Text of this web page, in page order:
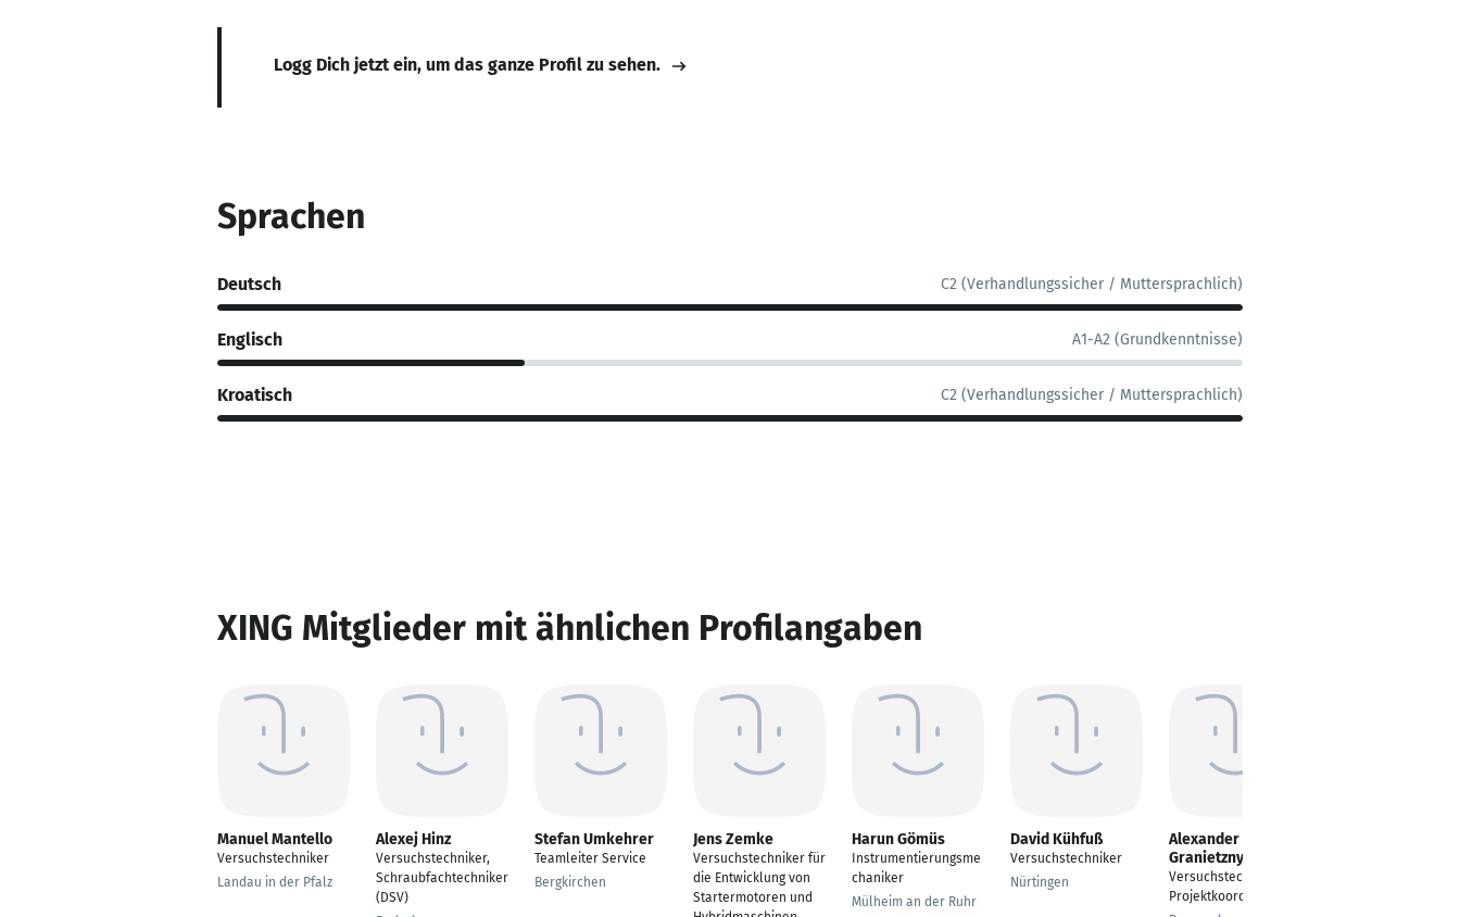
Logg Dich jetzt ein, um das ganze Profil zu sehen.
Sprachen
Deutsch C2 (Verhandlungssicher / Muttersprachlich)
Englisch A1-A2 (Grundkenntnisse)
Kroatisch C2 (Verhandlungssicher / Muttersprachlich)
XING Mitglieder mit ähnlichen Profilangaben
Manuel Mantello
Versuchstechniker
Landau in der Pfalz
Alexej Hinz
Versuchstechniker,
Schraubfachtechniker
(DSV)
Stefan Umkehrer
Teamleiter Service
Bergkirchen
Jens Zemke
Versuchstechniker für
die Entwicklung von
Startermotoren und
Harun Gömüs
Instrumentierungsme
chaniker
Mülheim an der Ruhr
David Kühfuß
Versuchstechniker
Nürtingen
Alexander
Granietzny
Versuchstechniker /
Projektkoordinator